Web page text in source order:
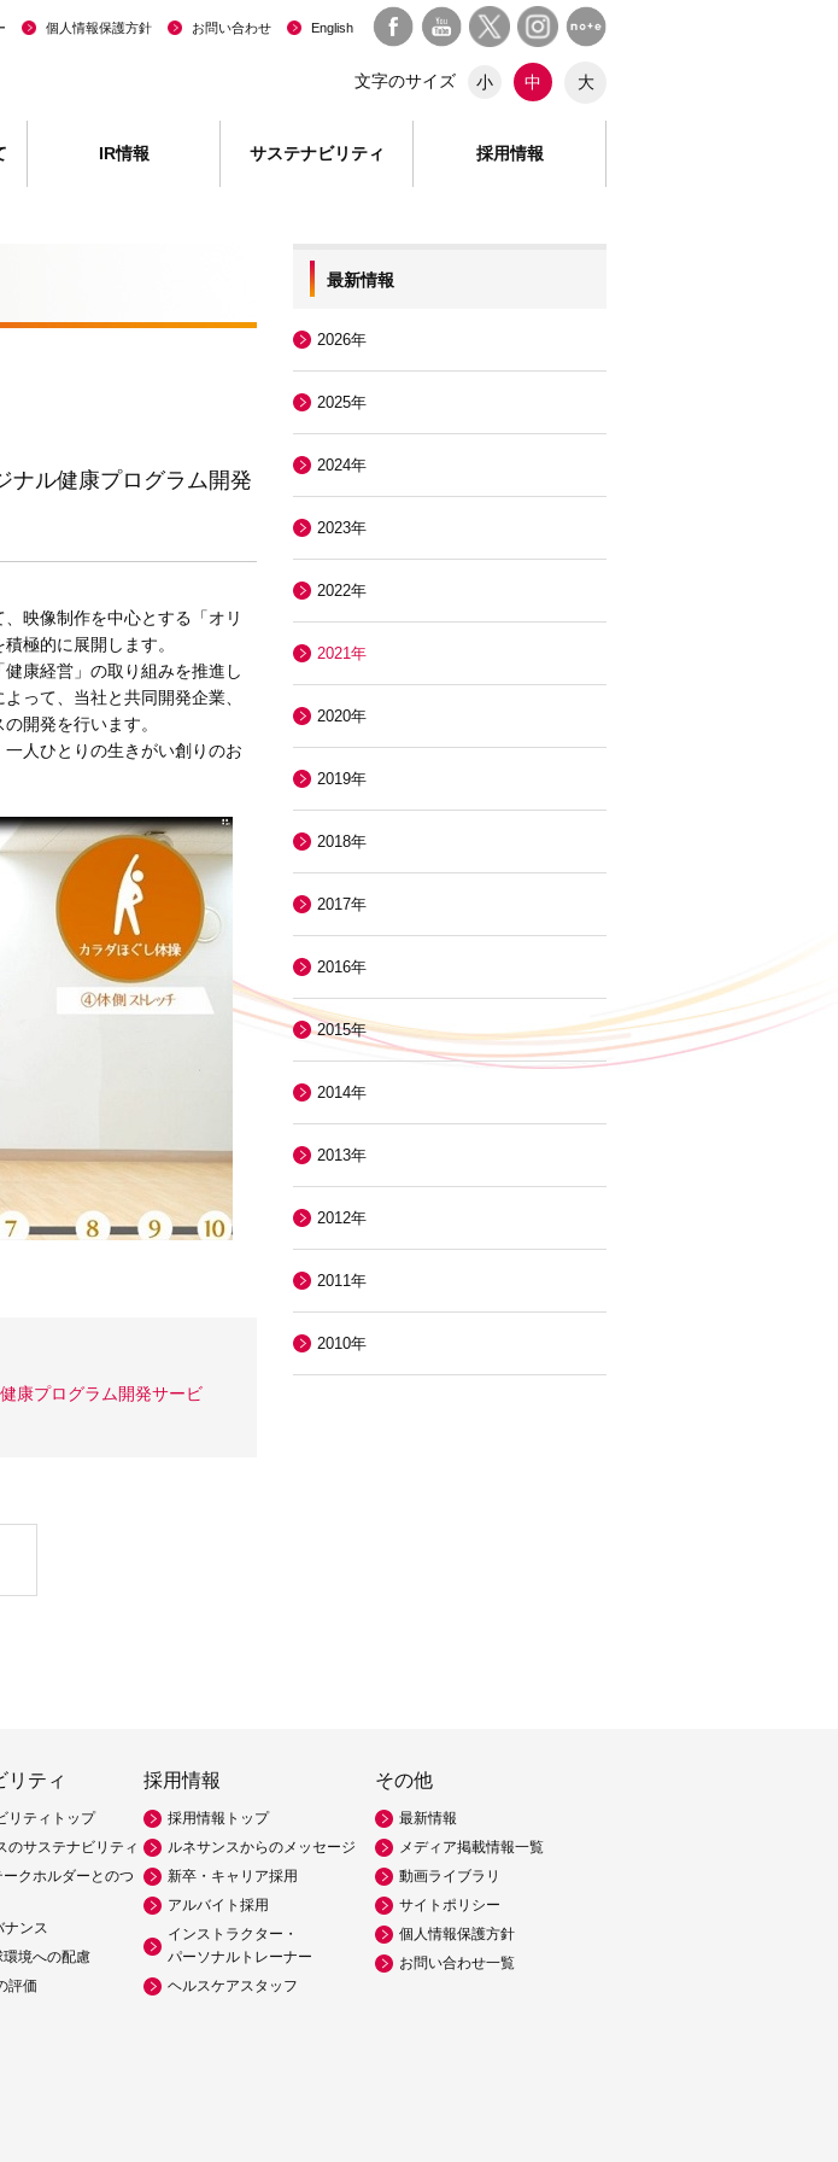
IR情報 サステナビリティ 採用情報
個人情報保護方針 お問い合わせ English
文字のサイズ 小 中 大
ナル健康プログラム開発
映像制作を中心とする「オリ
極的に展開します。
康経営」の取り組みを推進し
って、当社と共同開発企業、
開発を行います。
人ひとりの生きがい創りのお
康プログラム開発サービ
最新情報
2026年
2025年
2024年
2023年
2022年
2021年
2020年
2019年
2018年
2017年
2016年
2015年
2014年
2013年
2012年
2011年
2010年
リティ
リティトップ
のサステナビリティ
ークホルダーとのつ
ナンス
環境への配慮
評価
採用情報
採用情報トップ
ルネサンスからのメッセージ
新卒・キャリア採用
アルバイト採用
インストラクター・
パーソナルトレーナー
ヘルスケアスタッフ
その他
最新情報
メディア掲載情報一覧
動画ライブラリ
サイトポリシー
個人情報保護方針
お問い合わせ一覧